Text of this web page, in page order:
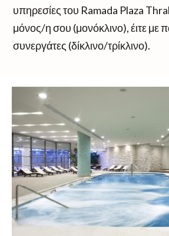
υπηρεσίες του Ramada Plaza
μόνος/η σου (μονόκλινο), έιτε με
συνεργάτες (δίκλινο/τρίκλινο).